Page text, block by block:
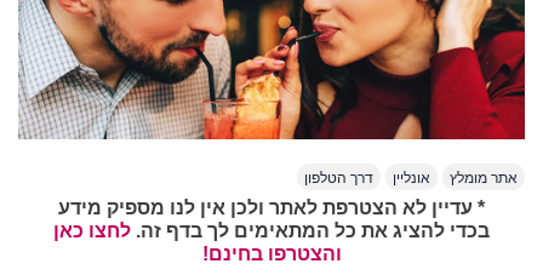
ממש כמו באתר הכרויות פלירטוט לאחר מכן אפשר לחפש את
האדם המתאים עבורכם.
אתר מומלץ אונליין דרך הטלפון
* עדיין לא הצטרפת לאתר ולכן אין לנו מספיק מידע
בכדי להציג את כל המתאימים לך בדף זה. לחצו כאן
והצטרפו בחינם!